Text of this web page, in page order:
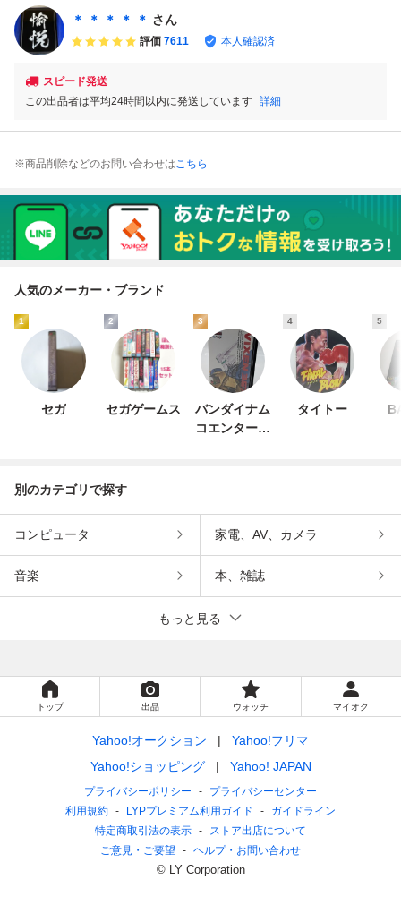
＊ ＊ ＊ ＊ ＊ さん
評価 7611 本人確認済
スピード発送
この出品者は平均24時間以内に発送しています 詳細
※商品削除などのお問い合わせはこちら
人気のメーカー・ブランド
1
セガ
2
セガゲームス
3
バンダイナム
コエンターテ
4
タイトー
5
別のカテゴリで探す
コンピュータ 家電、AV、カメラ
音楽 本、雑誌
もっと見る
トップ 出品 ウォッチ マイオク
Yahoo!オークション
Yahoo!フリマ
Yahoo!ショッピング
Yahoo! JAPAN
プライバシーポリシー
プライバシーセンター
利用規約
LYPプレミアム利用ガイド
ガイドライン
特定商取引法の表示
ストア出店について
ご意見・ご要望
ヘルプ・お問い合わせ
© LY Corporation